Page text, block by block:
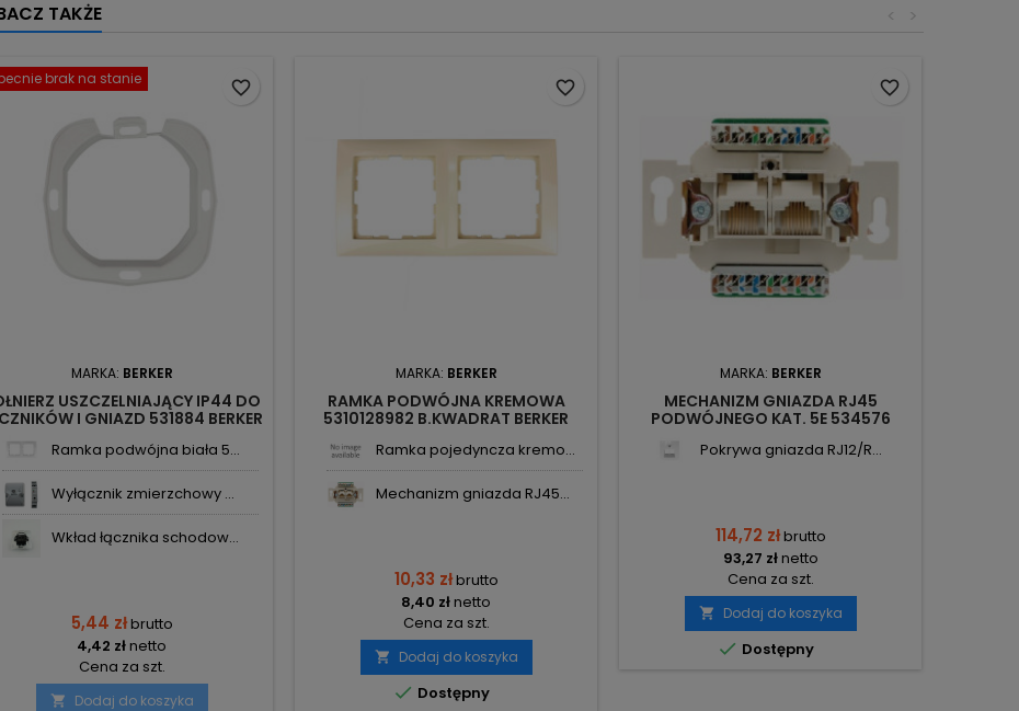
TAKŻE >
<
brak na stanie
MARKA: BERKER
USZCZELNIAJĄCY IP44 DO
I GNIAZD 531884 BERKER
Ramka podwójna biała 5...
Wyłącznik zmierzchowy ...
Wkład łącznika schodow...
5,44 złbrutto
4,42 złnetto
Cena za szt.
 Dodaj do koszyka
favorite_border
MARKA: BERKER
RAMKA PODWÓJNA KREMOWA
5310128982 B.KWADRAT BERKER
Ramka pojedyncza kremo...
Mechanizm gniazda RJ45...
10,33 złbrutto
8,40 złnetto
Cena za szt.
 Dodaj do koszyka
 Dostępny
favorite_border
MARKA: BERKER
MECHANIZM GNIAZDA RJ45
PODWÓJNEGO KAT. 5E 534576
Pokrywa gniazda RJ12/R...
114,72 złbrutto
93,27 złnetto
Cena za szt.
 Dodaj do koszyka
 Dostępny
favorite_border